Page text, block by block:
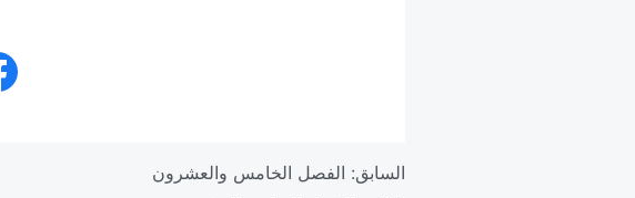
السابق: الفصل الخامس والعشرون